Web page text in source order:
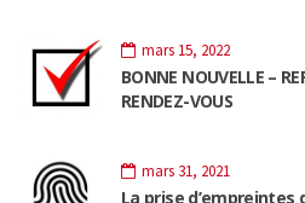
mars 15, 2022
BONNE NOUVELLE –
RENDEZ-VOUS
mars 31, 2021
La prise